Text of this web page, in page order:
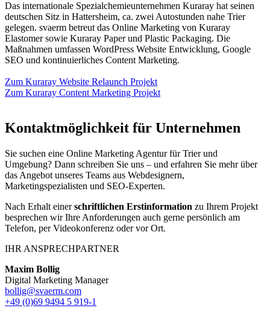
Das internationale Spezialchemieunternehmen Kuraray hat seinen
deutschen Sitz in Hattersheim, ca. zwei Autostunden nahe Trier
gelegen. svaerm betreut das Online Marketing von Kuraray
Elastomer sowie Kuraray Paper und Plastic Packaging. Die
Maßnahmen umfassen WordPress Website Entwicklung, Google
SEO und kontinuierliches Content Marketing.
Zum Kuraray Website Relaunch Projekt
Zum Kuraray Content Marketing Projekt
Kontaktmöglichkeit für Unternehmen
Sie suchen eine Online Marketing Agentur für Trier und
Umgebung? Dann schreiben Sie uns – und erfahren Sie mehr über
das Angebot unseres Teams aus Webdesignern,
Marketingspezialisten und SEO-Experten.
Nach Erhalt einerschriftlichen Erstinformation zu Ihrem Projekt
besprechen wir Ihre Anforderungen auch gerne persönlich am
Telefon, per Videokonferenz oder vor Ort.
IHR ANSPRECHPARTNER
Maxim Bollig
Digital Marketing Manager
bollig@svaerm.com
+49 (0)69 9494 5 919-1